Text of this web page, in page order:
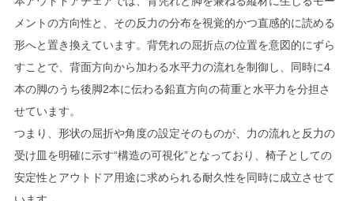
メントの方向性と、その反力の分布を視覚的かつ直感的に読める
形へと置き換えています。背凭れの屈折点の位置を意図的にずら
すことで、背面方向から加わる水平力の流れを制御し、同時に4
本の脚のうち後脚2本に伝わる鉛直方向の荷重と水平力を分担さ
せています。
つまり、形状の屈折や角度の設定そのものが、力の流れと反力の
受け皿を明確に示す“構造の可視化”となっており、椅子としての
安定性とアウトドア用途に求められる耐久性を同時に成立させて